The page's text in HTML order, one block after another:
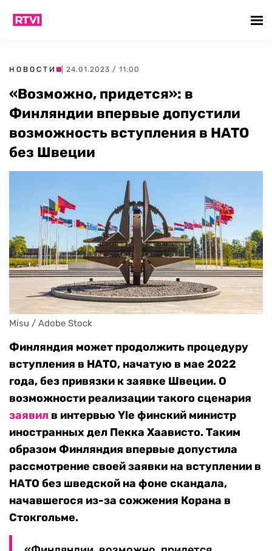
НОВОСТИ | 24.01.2023 / 11:00
«Возможно, придется»: в
Финляндии впервые допустили
возможность вступления в НАТО
без Швеции
Misu / Adobe Stock
Финляндия может продолжить процедуру
вступления в НАТО, начатую в мае 2022
года, без привязки к заявке Швеции. О
возможности реализации такого сценария
заявил в интервью Yle финский министр
иностранных дел Пекка Хаависто. Таким
образом Финляндия впервые допустила
рассмотрение своей заявки на вступлении в
НАТО без шведской на фоне скандала,
начавшегося из-за сожжения Корана в
Стокгольме.